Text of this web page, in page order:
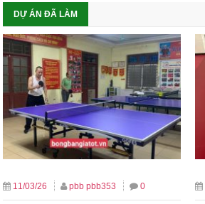
DỰ ÁN ĐÃ LÀM
11/03/26 pbb pbb353 0